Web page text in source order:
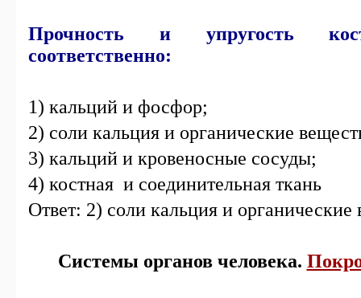
Прочность и упругость
соответственно:
1) кальций и фосфор;
2) соли кальция и органические
3) кальций и кровеносные сосуды;
4) костная и соединительная ткань
Ответ: 2) соли кальция и органические
Системы органов человека.